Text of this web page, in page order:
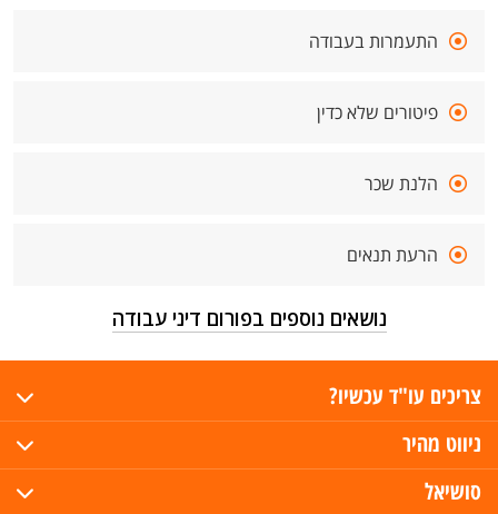
התעמרות בעבודה
פיטורים שלא כדין
הלנת שכר
הרעת תנאים
נושאים נוספים בפורום דיני עבודה
צריכים עו"ד עכשיו?
ניווט מהיר
סושיאל